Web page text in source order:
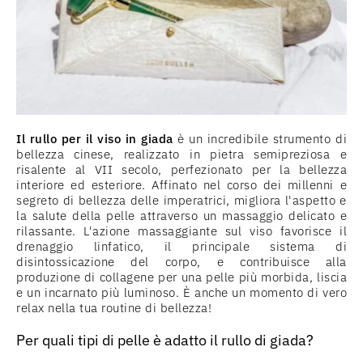
Il rullo per il viso in giadaè un incredibile strumento di
bellezza cinese, realizzato in pietra semipreziosa e
risalente al VII secolo, perfezionato per la bellezza
interiore ed esteriore. Affinato nel corso dei millenni e
segreto di bellezza delle imperatrici, migliora l'aspetto e
la salute della pelle attraverso un massaggio delicato e
rilassante. L'azione massaggiante sul viso favorisce il
drenaggio linfatico, il principale sistema di
disintossicazione del corpo, e contribuisce alla
produzione di collagene per una pelle più morbida, liscia
e un incarnato più luminoso. È anche un momento di vero
relax nella tua routine di bellezza!
Per quali tipi di pelle è adatto il rullo di giada?